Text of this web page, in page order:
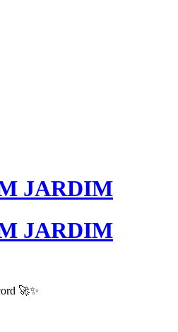
JARDIM
JARDIM
🚀✨